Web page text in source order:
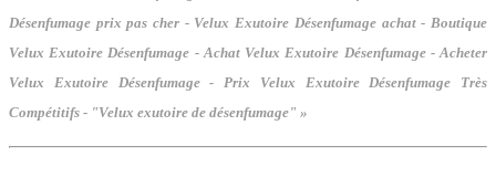
Désenfumage prix pas cher - Velux Exutoire Désenfumage achat - Boutique
Velux Exutoire Désenfumage - Achat Velux Exutoire Désenfumage - Acheter
Velux Exutoire Désenfumage - Prix Velux Exutoire Désenfumage Très
Compétitifs - "Velux exutoire de désenfumage" »